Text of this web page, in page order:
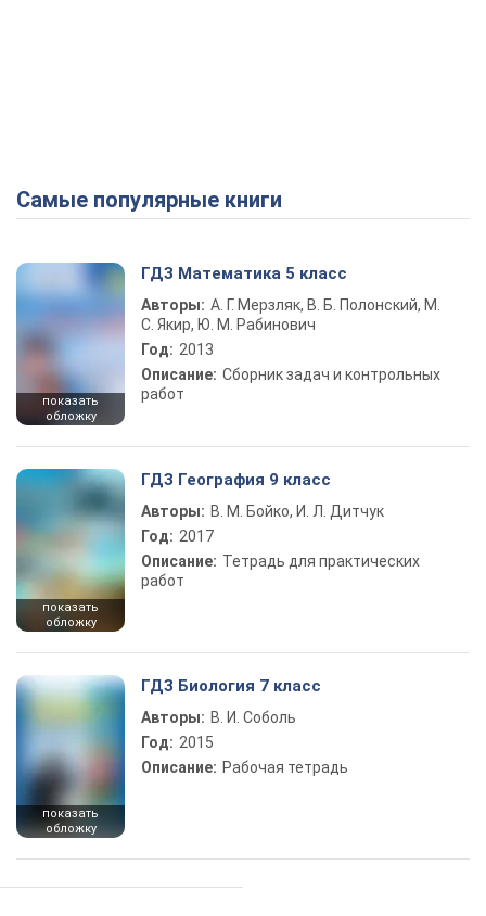
Самые популярные книги
показать
обложку
ГДЗ Математика 5 класс
Авторы: А. Г. Мерзляк, В. Б. Полонский, М.
С. Якир, Ю. М. Рабинович
Год: 2013
Описание: Сборник задач и контрольных
работ
показать
обложку
ГДЗ География 9 класс
Авторы: В. М. Бойко, И. Л. Дитчук
Год: 2017
Описание: Тетрадь для практических
работ
показать
обложку
ГДЗ Биология 7 класс
Авторы: В. И. Соболь
Год: 2015
Описание: Рабочая тетрадь